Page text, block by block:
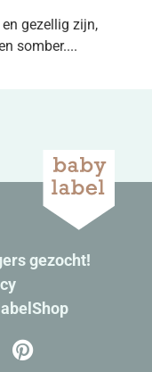
gezellig zijn,
somber....
gezocht!